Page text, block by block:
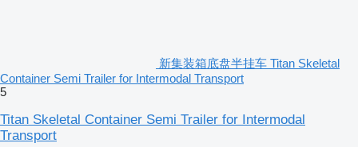
新集装箱底盘半挂车 Titan Skeletal
Container Semi Trailer for Intermodal Transport
5
Titan Skeletal Container Semi Trailer for Intermodal
Transport